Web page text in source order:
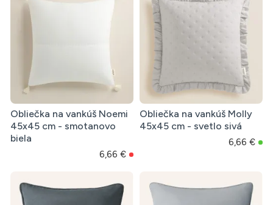
Obliečka na vankúš Noemi
45x45 cm - smotanovo
biela
6,66 €
Obliečka na vankúš Molly
45x45 cm - svetlo sivá
6,66 €